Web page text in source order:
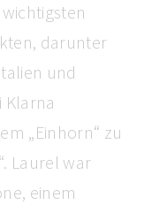
darunter
und
Klarna
„Einhorn“ zu
Laurel war
einem